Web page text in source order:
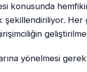
konusunda
Her
yönelmesi